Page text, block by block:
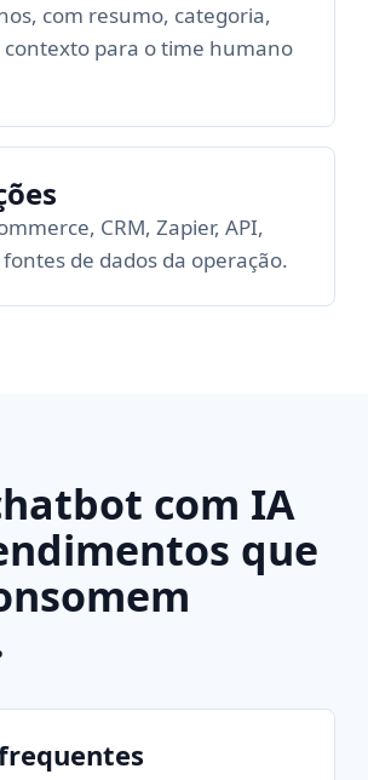
com resumo, categoria,
contexto para o time humano
CRM, Zapier, API,
de dados da operação.
com IA
que